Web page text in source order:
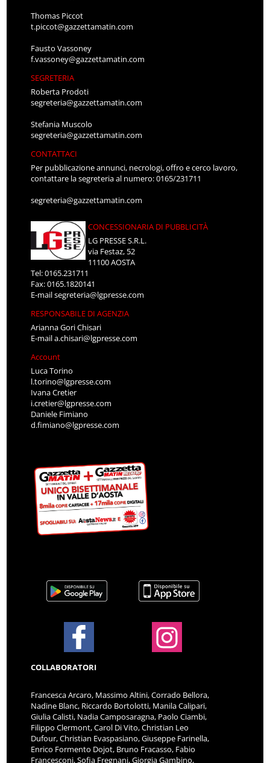
Thomas Piccot
t.piccot@gazzettamatin.com
Fausto Vassoney
f.vassoney@gazzettamatin.com
SEGRETERIA
Roberta Prodoti
segreteria@gazzettamatin.com
Stefania Muscolo
segreteria@gazzettamatin.com
CONTATTACI
Per pubblicazione annunci, necrologi, offro e cerco lavoro,
contattare la segreteria al numero: 0165/231711
segreteria@gazzettamatin.com
CONCESSIONARIA DI PUBBLICITÀ
LG PRESSE S.R.L.
via Festaz, 52
11100 AOSTA
Tel: 0165.231711
Fax: 0165.1820141
E-mailsegreteria@lgpresse.com
RESPONSABILE DI AGENZIA
Arianna Gori Chisari
E-maila.chisari@lgpresse.com
Account
Luca Torino
l.torino@lgpresse.com
Ivana Cretier
i.cretier@lgpresse.com
Daniele Fimiano
d.fimiano@lgpresse.com
COLLABORATORI
Francesca Arcaro, Massimo Altini, Corrado Bellora,
Nadine Blanc, Riccardo Bortolotti, Manila Calipari,
Giulia Calisti, Nadia Camposaragna, Paolo Ciambi,
Filippo Clermont, Carol Di Vito, Christian Leo
Dufour, Christian Evaspasiano, Giuseppe Farinella,
Enrico Formento Dojot, Bruno Fracasso, Fabio
Francesconi, Sofia Fregnani, Giorgia Gambino,